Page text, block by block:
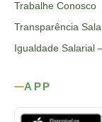
Trabalhe Conosco
Transparência
Igualdade Salarial
APP